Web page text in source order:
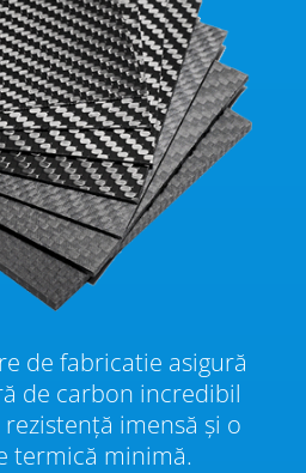
de fabricatie asigură
de carbon incredibil
imensă și o
termică minimă.